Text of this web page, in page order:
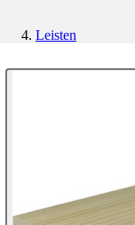
Leisten